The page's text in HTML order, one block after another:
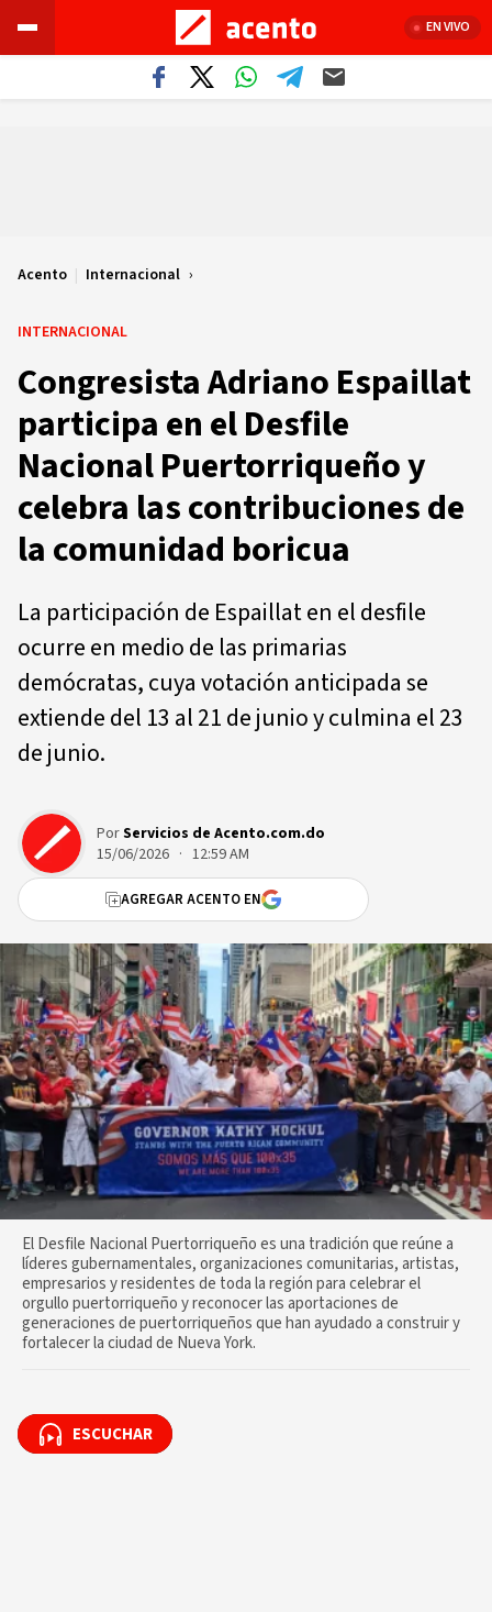
EN VIVO
Acento | Internacional
INTERNACIONAL
Congresista Adriano Espaillat
participa en el Desfile
Nacional Puertorriqueño y
celebra las contribuciones de
la comunidad boricua
La participación de Espaillat en el desfile
ocurre en medio de las primarias
demócratas, cuya votación anticipada se
extiende del 13 al 21 de junio y culmina el 23
de junio.
PorServicios de Acento.com.do
15/06/2026 · 12:59 AM
AGREGAR ACENTO EN
El Desfile Nacional Puertorriqueño es una tradición que reúne a
líderes gubernamentales, organizaciones comunitarias, artistas,
empresarios y residentes de toda la región para celebrar el
orgullo puertorriqueño y reconocer las aportaciones de
generaciones de puertorriqueños que han ayudado a construir y
fortalecer la ciudad de Nueva York.
ESCUCHAR
ESCUCHAR